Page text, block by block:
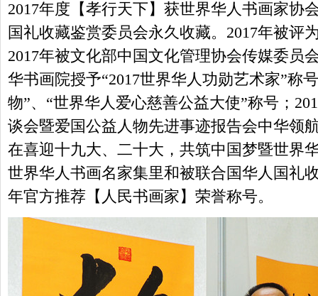
2017年度【孝行天下】获世界华人书画家协
国礼收藏鉴赏委员会永久收藏。2017年被评
2017年被文化部中国文化管理协会传媒委员
华书画院授予“2017世界华人功勋艺术家”称
物”、“世界华人爱心慈善公益大使”称号；
谈会暨爱国公益人物先进事迹报告会中华领
在喜迎十九大、二十大，共筑中国梦暨世界
世界华人书画名家集里和被联合国华人国礼
年官方推荐【人民书画家】荣誉称号。